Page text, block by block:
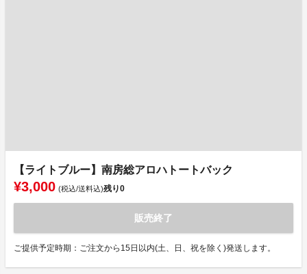
【ライトブルー】南房総アロハトートバック
¥3,000 (税込/送料込)残り0
販売終了
ご提供予定時期：ご注文から15日以内(土、日、祝を除く)発送します。